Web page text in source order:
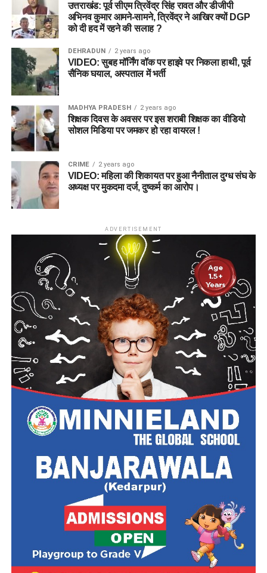
उत्तराखंड: पूर्व सीएम त्रिवेंद्र सिंह रावत और डीजीपी
अभिनव कुमार आमने-सामने, त्रिवेंद्र ने आखिर क्यों DGP
को दी हद में रहने की सलाह ?
DEHRADUN 2 years ago
VIDEO: सुबह मॉर्निंग वॉक पर हाइवे पर निकला हाथी, पूर्व
सैनिक घयाल, अस्पताल में भर्ती
MADHYA PRADESH 2 years ago
शिक्षक दिवस के अवसर पर इस शराबी शिक्षक का वीडियो
सोशल मिडिया पर जमकर हो रहा वायरल !
CRIME 2 years ago
VIDEO: महिला की शिकायत पर हुआ नैनीताल दुग्ध संघ के
अध्यक्ष पर मुकदमा दर्ज, दुष्कर्म का आरोप।
ADVERTISEMENT